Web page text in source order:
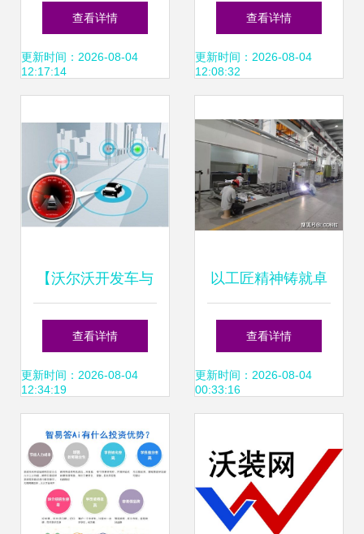
展新趋势 数字融合
与资本协奏下的智
查看详情
更新时间：2026-08-04
12:17:14
手厦门网络技术开
发 共创智慧教育新
查看详情
更新时间：2026-08-04
12:08:32
【沃尔沃开发车与
车之间连接通讯新
技术_厦门新成功
资讯】-汽车之家
查看详情
更新时间：2026-08-04
12:34:19
以工匠精神铸就卓
越 嘉戎技术荣
获“厦门市五一先锋
查看详情
更新时间：2026-08-04
00:33:16